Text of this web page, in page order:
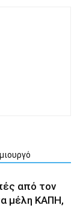
από τον
μέλη ΚΑΠΗ,